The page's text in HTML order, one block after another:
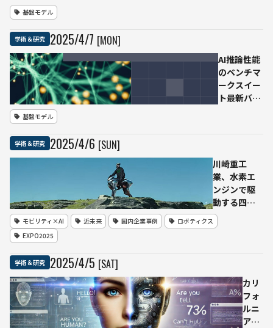
クス
を発
表
「MMLU-
ProX」
を発表
──公平
後押し
基盤モデル
学術＆研究 2025/4/7 [MON]
AI推論性能
のベンチマ
ークスイー
ト最新バー
開――大規模モ
デルと最新
ハードウェ
ア
基盤モデル
学術＆研究 2025/4/6 [SUN]
川崎重工
業、水素エ
ンジンで駆
動する四足
歩行ロボ
「CORLEO」
け巡る動画
を公開
モビリティ×AI 近未来 国内企業事例
ロボティクス
EXPO2025
学術＆研究 2025/4/5 [SAT]
カリ
フォ
ルニ
ア大